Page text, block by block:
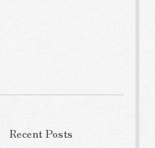
Recent Posts